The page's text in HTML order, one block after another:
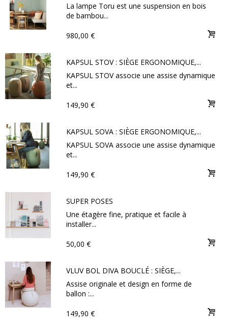
La lampe Toru est une suspension en bois
de bambou...
980,00 €
KAPSUL STOV : SIÈGE ERGONOMIQUE,...
KAPSUL STOV associe une assise dynamique
et...
149,90 €
KAPSUL SOVA : SIÈGE ERGONOMIQUE,...
KAPSUL SOVA associe une assise dynamique
et...
149,90 €
SUPER POSES
Une étagère fine, pratique et facile à
installer...
50,00 €
VLUV BOL DIVA BOUCLÉ : SIÈGE,...
Assise originale et design en forme de
ballon :...
149,90 €